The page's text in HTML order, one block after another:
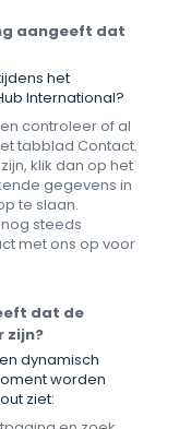
aangeeft dat
het
International?
controleer of al
tabblad Contact.
klik dan op het
gegevens in
te slaan.
steeds
met ons op voor
dat de
zijn?
dynamisch
worden
ziet: